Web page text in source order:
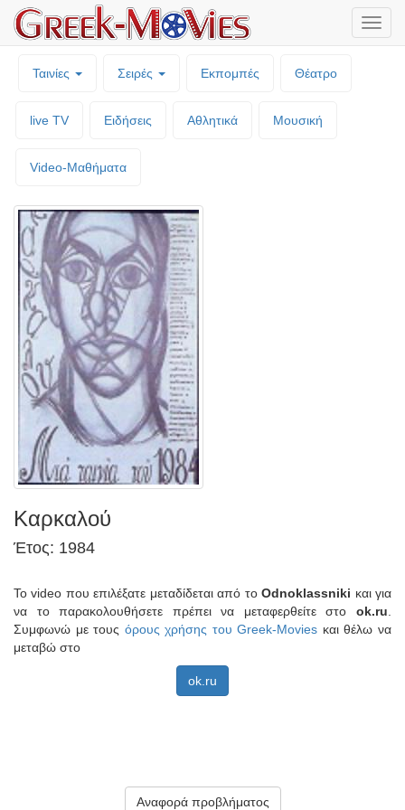
Ταινίες Σειρές Εκπομπές Θέατρο
live TV Ειδήσεις Αθλητικά Μουσική
Video-Mαθήματα
Καρκαλού
Έτος: 1984
Το video που επιλέξατε μεταδίδεται από τοOdnoklassniki και για
να το παρακολουθήσετε πρέπει να μεταφερθείτε στο ok.ru
Συμφωνώ με τους όρους χρήσης του Greek-Movies και θέλω να
μεταβώ στο
ok.ru
Αναφορά προβλήματος